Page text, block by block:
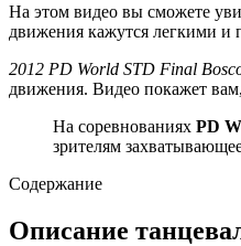
На этом видео вы сможете
движения кажутся легкими и
2012 PD World STD Final
движения. Видео покажет
На соревнованиях PD
зрителям
Содержание
Описание